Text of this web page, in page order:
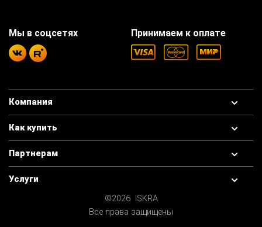
Компания
Как купить
Партнерам
Услуги
©2026 ISKRA
Все права защищены
Принимаем к оплате
Мы в соцсетях